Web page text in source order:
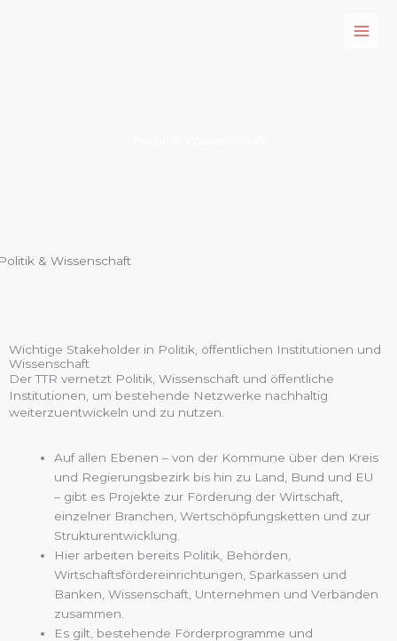
& Wissenschaft
Wichtige Stakeholder in Politik, öffentlichen Institutionen und
Wissenschaft
Der TTR vernetzt Politik, Wissenschaft und öffentliche
Institutionen, um bestehende Netzwerke nachhaltig
weiterzuentwickeln und zu nutzen.
Auf allen Ebenen – von der Kommune über den Kreis
und Regierungsbezirk bis hin zu Land, Bund und EU
– gibt es Projekte zur Förderung der Wirtschaft,
einzelner Branchen, Wertschöpfungsketten und zur
Strukturentwicklung.
Hier arbeiten bereits Politik, Behörden,
Wirtschaftsfördereinrichtungen, Sparkassen und
Banken, Wissenschaft, Unternehmen und Verbänden
zusammen.
Es gilt, bestehende Förderprogramme und